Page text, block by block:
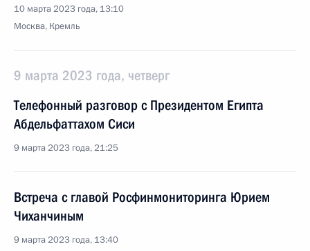
10 марта 2023 года, 13:10
Москва, Кремль
9 марта 2023 года, четверг
Телефонный разговор с Президентом Египта
Абдельфаттахом Сиси
9 марта 2023 года, 21:25
Встреча с главой Росфинмониторинга Юрием
Чиханчиным
9 марта 2023 года, 13:40